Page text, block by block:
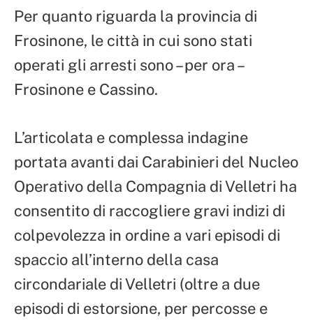
Per quanto riguarda la provincia di
Frosinone, le città in cui sono stati
operati gli arresti sono – per ora –
Frosinone e Cassino.
L’articolata e complessa indagine
portata avanti dai Carabinieri del Nucleo
Operativo della Compagnia di Velletri ha
consentito di raccogliere gravi indizi di
colpevolezza in ordine a vari episodi di
spaccio all’interno della casa
circondariale di Velletri (oltre a due
episodi di estorsione, per percosse e